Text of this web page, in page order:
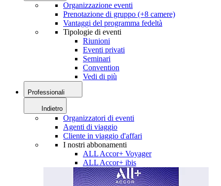
Organizzazione eventi
Prenotazione di gruppo (+8 camere)
Vantaggi del programma fedeltà
Tipologie di eventi
Riunioni
Eventi privati
Seminari
Convention
Vedi di più
Professionali
Indietro
Organizzatori di eventi
Agenti di viaggio
Cliente in viaggio d'affari
I nostri abbonamenti
ALL Accor+ Voyager
ALL Accor+ ibis